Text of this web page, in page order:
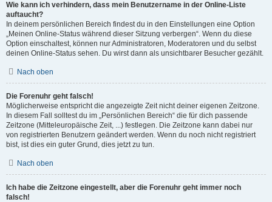
Wie kann ich verhindern, dass mein Benutzername in der Online-Liste
auftaucht?
In deinem persönlichen Bereich findest du in den Einstellungen eine Option
„Meinen Online-Status während dieser Sitzung verbergen“. Wenn du diese
Option einschaltest, können nur Administratoren, Moderatoren und du selbst
deinen Online-Status sehen. Du wirst dann als unsichtbarer Besucher gezählt.
Nach oben
Die Forenuhr geht falsch!
Möglicherweise entspricht die angezeigte Zeit nicht deiner eigenen Zeitzone.
In diesem Fall solltest du im „Persönlichen Bereich“ die für dich passende
Zeitzone (Mitteleuropäische Zeit, ...) festlegen. Die Zeitzone kann dabei nur
von registrierten Benutzern geändert werden. Wenn du noch nicht registriert
bist, ist dies ein guter Grund, dies jetzt zu tun.
Nach oben
Ich habe die Zeitzone eingestellt, aber die Forenuhr geht immer noch
falsch!